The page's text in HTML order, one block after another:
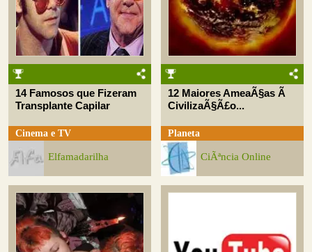
14 Famosos que Fizeram
Transplante Capilar
Cinema e TV
Elfamadarilha
12 Maiores AmeaÃ§as Ã
CivilizaÃ§Ã£o...
Planeta
CiÃªncia Online